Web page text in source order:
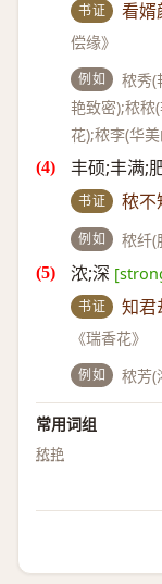
书证 看婿
偿缘》
例如
秾秀(
艳致密);秾秾
花);秾李(华
丰硕;丰满;
书证 秾不
例如 秾纤(
浓;深
书证 知君
《瑞香花》
例如 秾芳(
常用词组
秾艳